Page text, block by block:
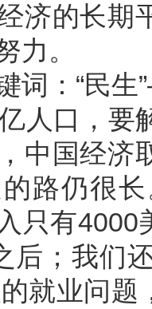
济的长期
力。
：“民生
口，要
中国经济
路仍很
只有4000
后；我们
就业问题